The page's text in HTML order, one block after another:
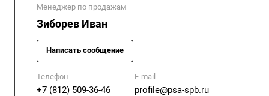
Менеджер по продажам
Зиборев Иван
Написать сообщение
Телефон
+7 (812) 509-36-46
E-mail
profile@psa-spb.ru